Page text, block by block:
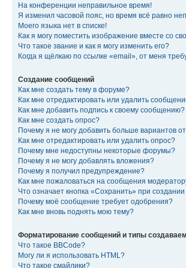
На конференции неправильное время!
Я изменил часовой пояс, но время всё равно
Моего языка нет в списке!
Как я могу поместить изображение вместе со
Что такое звание и как я могу изменить его?
Когда я щёлкаю по ссылке «email», от меня
Создание сообщений
Как мне создать тему в форуме?
Как мне отредактировать или удалить
Как мне добавить подпись к своему сообщению?
Как мне создать опрос?
Почему я не могу добавить больше вариантов
Как мне отредактировать или удалить опрос?
Почему мне недоступны некоторые форумы?
Почему я не могу добавлять вложения?
Почему я получил предупреждение?
Как мне пожаловаться на сообщения
Что означает кнопка «Сохранить» при
Почему моё сообщение требует одобрения?
Как мне вновь поднять мою тему?
Форматирование сообщений и типы
Что такое BBCode?
Могу ли я использовать HTML?
Что такое смайлики?